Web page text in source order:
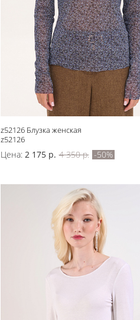
z52126 Блузка женская
z52126
Цена: 2 175 р. 4 350 р. -50%